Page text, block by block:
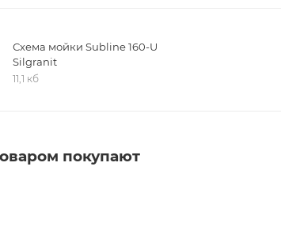
Схема мойки Subline 160-U
Silgranit
11,1 кб
покупают